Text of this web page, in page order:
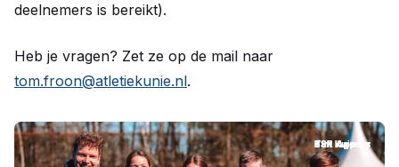
deelnemers is bereikt).
Heb je vragen? Zet ze op de mail naar
tom.froon@atletiekunie.nl.
Tim Kuipers
Tim Kuipers
BSR Agency
BSR Agency
Tim Kuipers
BSR Agency
BSR Agency
BSR Agency
Tim Kuipers